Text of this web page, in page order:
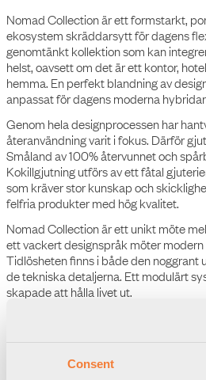
Consent
Nomad Collection är ett formstarkt,
ekosystem skräddarsytt för dagens
genomtänkt kollektion som kan
helst, oavsett om det är ett kontor,
hemma. En perfekt blandning av
anpassat för dagens moderna
Genom hela designprocessen har
återanvändning varit i fokus. Därför
Småland av 100% återvunnet och
Kokillgjutning utförs av ett fåtal
som kräver stor kunskap och
felfria produkter med hög kvalitet.
Nomad Collection är ett unikt möte
ett vackert designspråk möter
Tidlösheten finns i både den noggrant
de tekniska detaljerna. Ett modulärt
skapade att hålla livet ut.
samma ikoniska formspråk, men nu i